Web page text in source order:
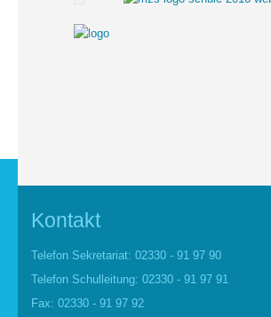
Kontakt
Telefon Sekretariat: 02330 - 91 97 90
Telefon Schulleitung: 02330 - 91 97 91
Fax: 02330 - 91 97 92